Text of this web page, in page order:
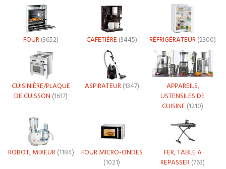
FOUR(3652) CAFETIÈRE (3445) RÉFRIGÉRATEUR(2300)
CUISINIÈRE/PLAQUE
DE CUISSON (1617)
ASPIRATEUR(1347)
APPAREILS,
USTENSILES DE
CUISINE (1210)
ROBOT, MIXEUR(1184)
FOUR MICRO-ONDES
(1021)
FER, TABLE À
REPASSER(763)